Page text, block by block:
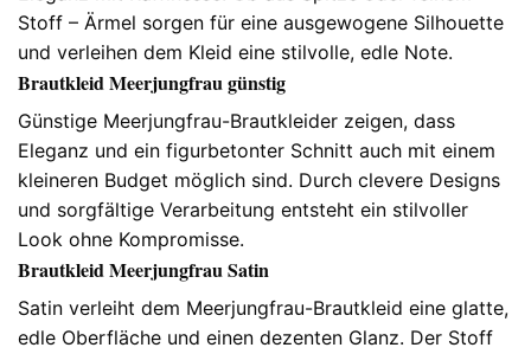
Stoff – Ärmel sorgen für eine ausgewogene Silhouette
und verleihen dem Kleid eine stilvolle, edle Note.
Brautkleid Meerjungfrau günstig
Günstige Meerjungfrau-Brautkleider zeigen, dass
Eleganz und ein figurbetonter Schnitt auch mit einem
kleineren Budget möglich sind. Durch clevere Designs
und sorgfältige Verarbeitung entsteht ein stilvoller
Look ohne Kompromisse.
Brautkleid Meerjungfrau Satin
Satin verleiht dem Meerjungfrau-Brautkleid eine glatte,
edle Oberfläche und einen dezenten Glanz. Der Stoff